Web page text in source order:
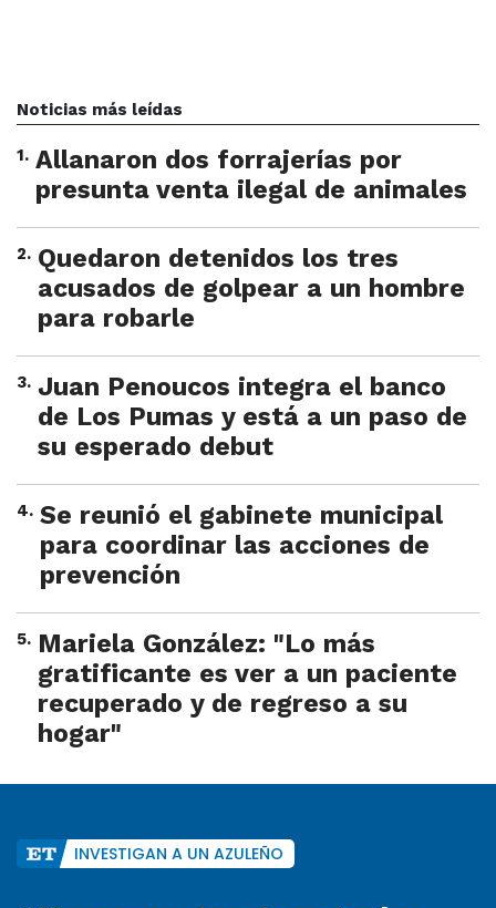
Noticias más leídas
1. Allanaron dos forrajerías por
presunta venta ilegal de animales
2. Quedaron detenidos los tres
acusados de golpear a un hombre
para robarle
3. Juan Penoucos integra el banco
de Los Pumas y está a un paso de
su esperado debut
4. Se reunió el gabinete municipal
para coordinar las acciones de
prevención
5. Mariela González: "Lo más
gratificante es ver a un paciente
recuperado y de regreso a su
hogar"
INVESTIGAN A UN AZULEÑO